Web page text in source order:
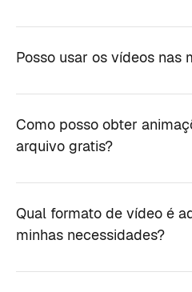
Posso usar os vídeos nas
Como posso obter
arquivo gratis?
Qual formato de vídeo é
minhas necessidades?